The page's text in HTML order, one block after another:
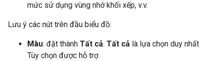
mức sử dụng vùng nhớ khối xếp, v.v.
Lưu ý các nút trên đầu biểu đồ:
Màu: đặt thành Tất cả. Tất cả là lựa chọn duy nhất
Tùy chọn được hỗ trợ.